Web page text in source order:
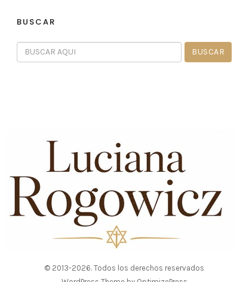
BUSCAR
© 2013-2026. Todos los derechos reservados